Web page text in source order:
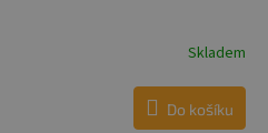
Skladem
Do košíku